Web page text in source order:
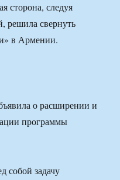
сторона, следуя
решила свернуть
в Армении.
о расширении и
программы
собой задачу